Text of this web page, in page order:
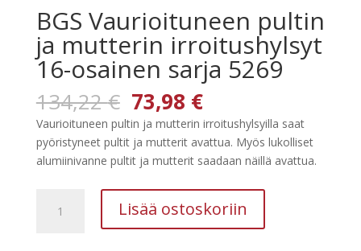
BGS Vaurioituneen pultin
ja mutterin irroitushylsyt
16-osainen sarja 5269
134,22€ Alkuperäinen
hinta
oli:
134,22 €.
73,98 €Nykyinen
hinta
on:
73,98 €.
Vaurioituneen pultin ja mutterin irroitushylsyilla saat
pyöristyneet pultit ja mutterit avattua. Myös lukolliset
alumiinivanne pultit ja mutterit saadaan näillä avattua.
Vaurioituneen
Lisää ostoskoriin